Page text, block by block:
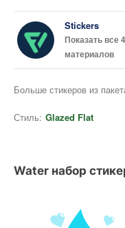
Stickers
Показать все
материалов
Больше стикеров из
Стиль: Glazed Flat
Water набор